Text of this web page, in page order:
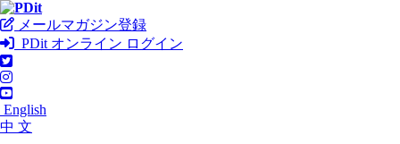
メールマガジン登録
PDit オンライン ログイン
English
中 文